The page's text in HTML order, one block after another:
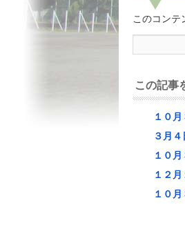
このコンテ
この記事
１０
３月
１０
１２
１０